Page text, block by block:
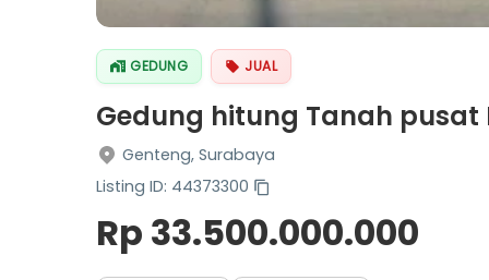
GEDUNG JUAL
Gedung hitung Tanah
Genteng, Surabaya
Listing ID: 44373300
Rp 33.500.000.000